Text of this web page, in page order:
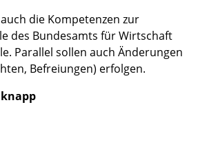
die Kompetenzen zur
des Bundesamts für Wirtschaft
Parallel sollen auch Änderungen
Befreiungen) erfolgen.